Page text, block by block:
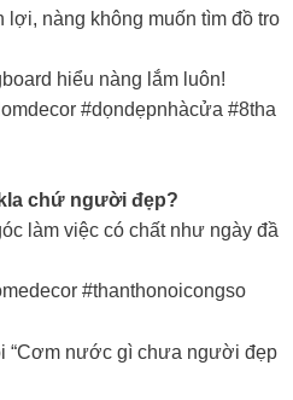
lợi, nàng không muốn tìm đồ tro
hiểu nàng lắm luôn!
#dọndẹpnhàcửa #8tha
chứ người đẹp?
làm việc có chất như ngày đầ
#thanthonoicongso
“Cơm nước gì chưa người đẹp